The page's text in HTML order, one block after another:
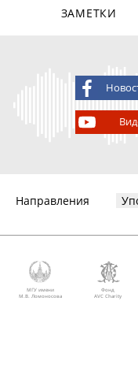
ЗАМЕТКИ
Направления
МГУ имени
М.В. Ломоносова
Фонд
AVC Charity